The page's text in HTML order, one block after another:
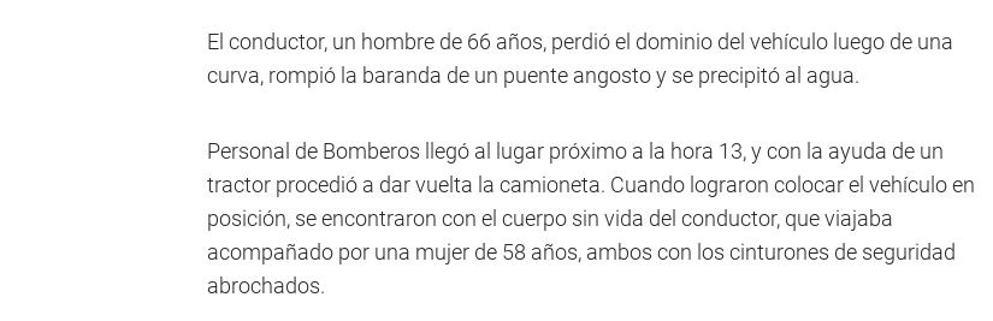
El conductor, un hombre de 66 años, perdió el dominio del vehículo luego de una
curva, rompió la baranda de un puente angosto y se precipitó al agua.
Personal de Bomberos llegó al lugar próximo a la hora 13, y con la ayuda de un
tractor procedió a dar vuelta la camioneta. Cuando lograron colocar el vehículo en
posición, se encontraron con el cuerpo sin vida del conductor, que viajaba
acompañado por una mujer de 58 años, ambos con los cinturones de seguridad
abrochados.